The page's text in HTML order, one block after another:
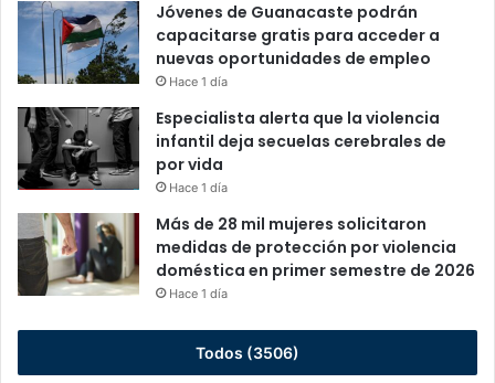
Jóvenes de Guanacaste podrán
capacitarse gratis para acceder a
nuevas oportunidades de empleo
Hace 1 día
Especialista alerta que la violencia
infantil deja secuelas cerebrales de
por vida
Hace 1 día
Más de 28 mil mujeres solicitaron
medidas de protección por violencia
doméstica en primer semestre de 2026
Hace 1 día
Todos (3506)